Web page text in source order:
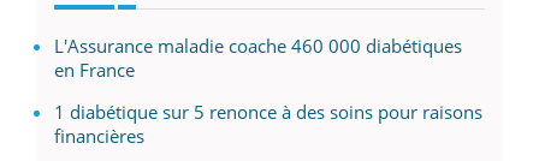
L'Assurance maladie coache 460 000 diabétiques
en France
1 diabétique sur 5 renonce à des soins pour raisons
financières